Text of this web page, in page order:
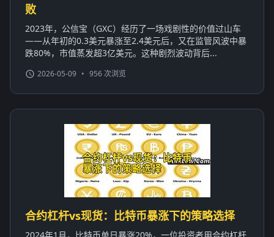
败
2023年，公信宝（GXC）经历了一场戏剧性的价值过山车
——从年初的0.3美元暴涨至2.4美元后，又在监管风波中暴
跌80%，市值蒸发超3亿美元。这种剧烈波动背后...
2026-05-09 • 956 次浏览
合约杠杆vs现货：比特币暴涨下的策略选择